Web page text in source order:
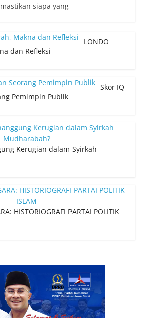
siapa yang
LONDO
dan Refleksi
Skor IQ
Pemimpin Publik
Kerugian dalam Syirkah
HISTORIOGRAFI PARTAI POLITIK